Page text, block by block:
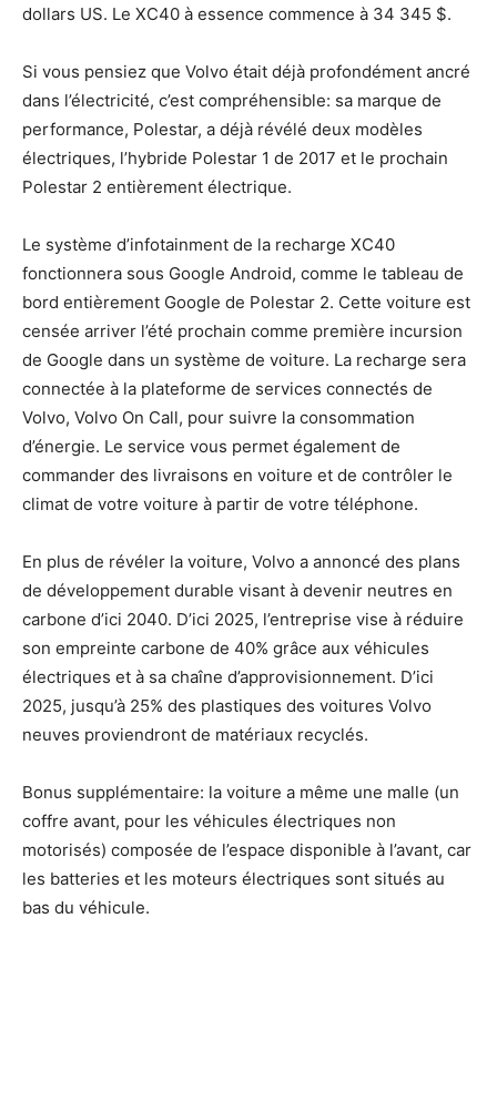
dollars US. Le XC40 à essence commence à 34 345 $.
Si vous pensiez que Volvo était déjà profondément ancré
dans l’électricité, c’est compréhensible: sa marque de
performance, Polestar, a déjà révélé deux modèles
électriques, l’hybride Polestar 1 de 2017 et le prochain
Polestar 2 entièrement électrique.
Le système d’infotainment de la recharge XC40
fonctionnera sous Google Android, comme le tableau de
bord entièrement Google de Polestar 2. Cette voiture est
censée arriver l’été prochain comme première incursion
de Google dans un système de voiture. La recharge sera
connectée à la plateforme de services connectés de
Volvo, Volvo On Call, pour suivre la consommation
d’énergie. Le service vous permet également de
commander des livraisons en voiture et de contrôler le
climat de votre voiture à partir de votre téléphone.
En plus de révéler la voiture, Volvo a annoncé des plans
de développement durable visant à devenir neutres en
carbone d’ici 2040. D’ici 2025, l’entreprise vise à réduire
son empreinte carbone de 40% grâce aux véhicules
électriques et à sa chaîne d’approvisionnement. D’ici
2025, jusqu’à 25% des plastiques des voitures Volvo
neuves proviendront de matériaux recyclés.
Bonus supplémentaire: la voiture a même une malle (un
coffre avant, pour les véhicules électriques non
motorisés) composée de l’espace disponible à l’avant, car
les batteries et les moteurs électriques sont situés au
bas du véhicule.